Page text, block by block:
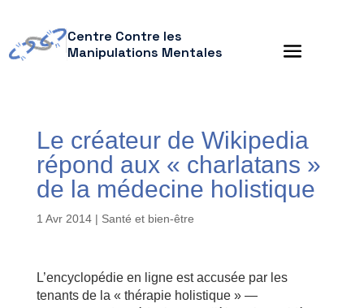
Centre Contre les
Manipulations Mentales
Le créateur de Wikipedia
répond aux « charlatans »
de la médecine holistique
1 Avr 2014| Santé et bien-être
L’encyclopédie en ligne est accusée par les
tenants de la « thérapie holistique » —